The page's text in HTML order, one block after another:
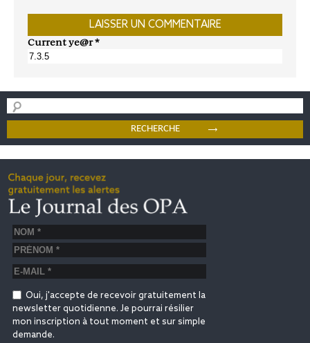
Current ye@r*
Oui, j'accepte de recevoir gratuitement la
newsletter quotidienne. Je pourrai résilier
mon inscription à tout moment et sur simple
demande.